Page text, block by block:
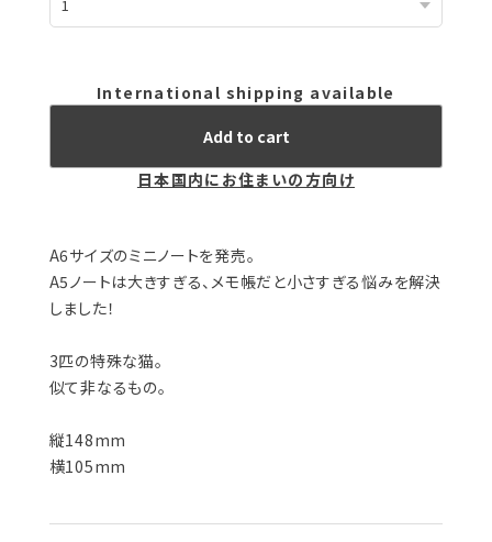
International shipping available
Add to cart
日本国内にお住まいの方向け
A6サイズのミニノートを発売。
A5ノートは大きすぎる、メモ帳だと小さすぎる悩みを解決
しました！
3匹の特殊な猫。
似て非なるもの。
縦148mm
横105mm